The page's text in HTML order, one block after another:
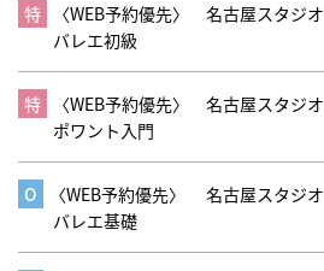
〈WEB予約優先〉
バレエ初級
名古屋スタジオ
〈WEB予約優先〉
ポワント入門
名古屋スタジオ
〈WEB予約優先〉
バレエ基礎
名古屋スタジオ